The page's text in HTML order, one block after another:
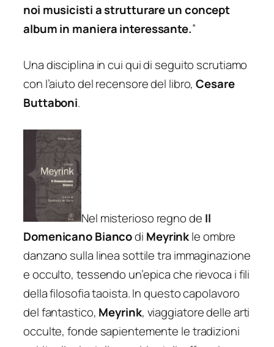
noi musicisti a strutturare un concept
album in maniera interessante.”
Una disciplina in cui qui di seguito scrutiamo
con l’aiuto del recensore del libro,Cesare
Buttaboni.
Nel misterioso regno de Il
Domenicano Biancodi Meyrinkle ombre
danzano sulla linea sottile tra immaginazione
e occulto, tessendo un’epica che rievoca i fili
della filosofia taoista. In questo capolavoro
del fantastico, Meyrink, viaggiatore delle arti
occulte, fonde sapientemente le tradizioni